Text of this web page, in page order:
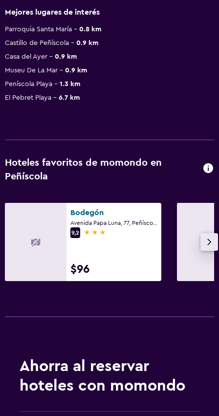
Mejores lugares de interés
Parroquia Santa María
0.8 km
Castillo de Peñíscola
0.9 km
Casa del Ayer
0.9 km
Museu De La Mar
0.9 km
Peníscola Playa
1.3 km
El Pebret Playa
6.7 km
Hoteles favoritos de momondo en
Peñíscola
Bodegón
9,2
3 estrellas
$96
Ahorra al reservar
hoteles con momondo